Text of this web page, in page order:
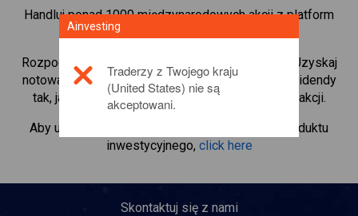
Handluj ponad 1000 międzynarodowych akcji z platform
handlową CFD od Ainvesting.
Rozpocznij handel kontraktami CFD w
. Uzyskaj
notowania w czasie rzeczywistym i otrzymuj dywidendy
tak, jak w przypadku rzeczywistego posiadania akcji.
Aby uzyskać więcej informacji na temat tego produktu
inwestycyjnego, click here
Skontaktuj się z nami
Ainvesting
Traderzy z Twojego kraju
(United States) nie są
akceptowani.